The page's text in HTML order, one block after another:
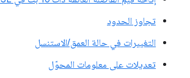
تجاوز الحدود
التغييرات في حالة العمق/الاستنسل
تعديلات على معلومات المحوّل